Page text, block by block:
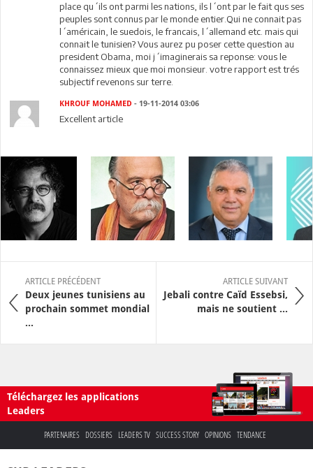
place qu´ils ont parmi les nations, ils l´ont par le fait qus ses
peuples sont connus par le monde entier.Qui ne connait pas
l´américain, le suedois, le francais, l´allemand etc. mais qui
connait le tunisien? Vous aurez pu poser cette question au
president Obama, moi j´imaginerais sa reponse: vous le
connaissez mieux que moi monsieur. votre rapport est trés
subjectif revenons sur terre.
KHROUF MOHAMED - 19-11-2014 03:06
Excellent article
ARTICLE PRÉCÉDENT
Deux jeunes tunisiens au
prochain sommet mondial
...
ARTICLE SUIVANT
Jebali contre Caïd Essebsi,
mais ne soutient ...
Téléchargez les applications
Leaders
PARTENAIRES DOSSIERS LEADERS TV SUCCESS STORY OPINIONS TENDANCE